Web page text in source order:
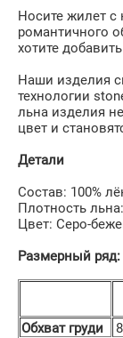
Носите жилет с
романтичного
хотите
Наши изделия
технологии
льна изделия
цвет и
Детали
Состав: 100%
Плотность
Цвет: Серо-
Размерный ряд:
Обхват груди